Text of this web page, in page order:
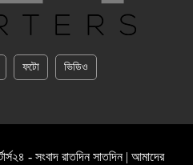
ফটো ভিডিও
- সংবাদ রাতদিন সাতদিন | আমাদের